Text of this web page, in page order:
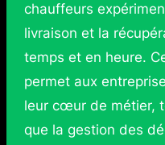
chauffeurs
livraison et la
temps et en heure.
permet aux
leur cœur de métier,
que la gestion des